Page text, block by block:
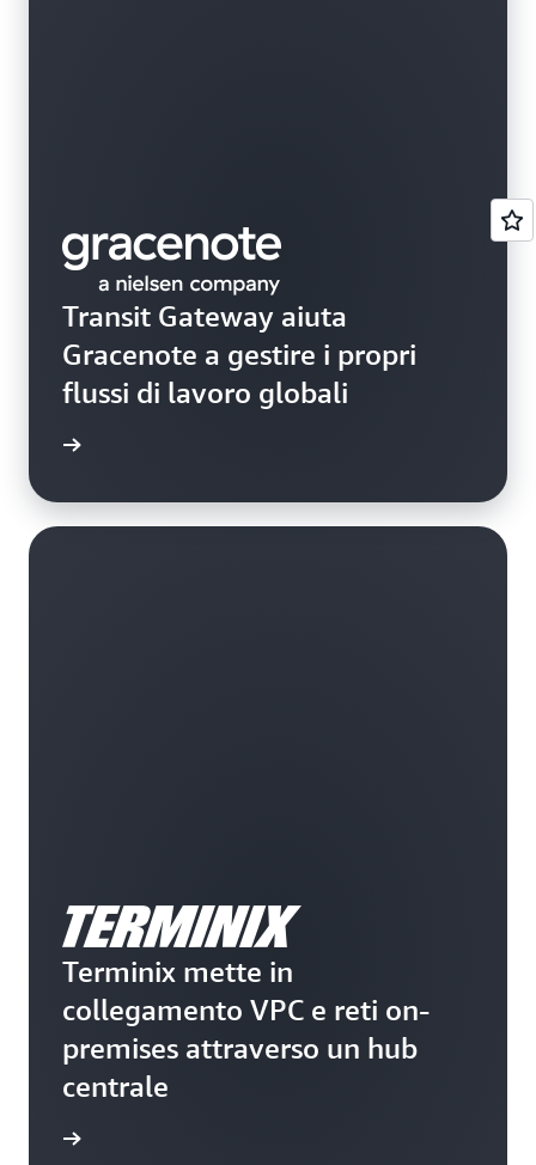
Transit Gateway aiuta
Gracenote a gestire i propri
flussi di lavoro globali
Terminix mette in
collegamento VPC e reti on-
premises attraverso un hub
centrale